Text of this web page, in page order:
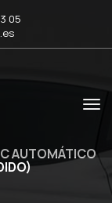
05
AUTOMÁTICO